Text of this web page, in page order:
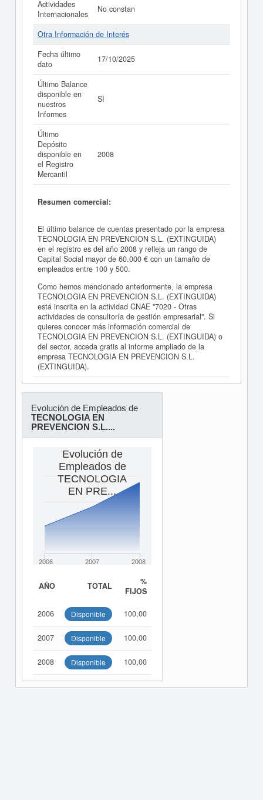
Actividades
Internacionales
No constan
Otra Información de Interés
Fecha último
dato
17/10/2025
Último Balance
disponible en
nuestros
Informes
SI
Último
Depósito
disponible en
el Registro
Mercantil
2008
Resumen comercial:
El último balance de cuentas presentado por la empresa
TECNOLOGIA EN PREVENCION S.L. (EXTINGUIDA)
en el registro es del año 2008 y refleja un rango de
Capital Social mayor de 60.000 € con un tamaño de
empleados entre 100 y 500.
Como hemos mencionado anteriormente, la empresa
TECNOLOGIA EN PREVENCION S.L. (EXTINGUIDA)
está inscrita en la actividad CNAE "7020 - Otras
actividades de consultoría de gestión empresarial". Si
quieres conocer más información comercial de
TECNOLOGIA EN PREVENCION S.L. (EXTINGUIDA) o
del sector, acceda gratis al informe ampliado de la
empresa TECNOLOGIA EN PREVENCION S.L.
(EXTINGUIDA).
Evolución de Empleados de
TECNOLOGIA EN
PREVENCION S.L....
Evolución de
Empleados de
TECNOLOGIA
EN PRE...
2006 2007 2008
AÑO TOTAL
%
FIJOS
2006 Disponible 100,00
2007 Disponible 100,00
2008 Disponible 100,00